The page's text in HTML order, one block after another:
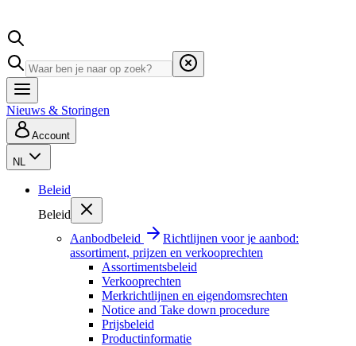
Nieuws & Storingen
Account
NL
Beleid
Beleid
Aanbodbeleid
Richtlijnen voor je aanbod:
assortiment, prijzen en verkooprechten
Assortimentsbeleid
Verkooprechten
Merkrichtlijnen en eigendomsrechten
Notice and Take down procedure
Prijsbeleid
Productinformatie